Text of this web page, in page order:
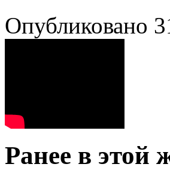
Опубликовано
Ранее в этой